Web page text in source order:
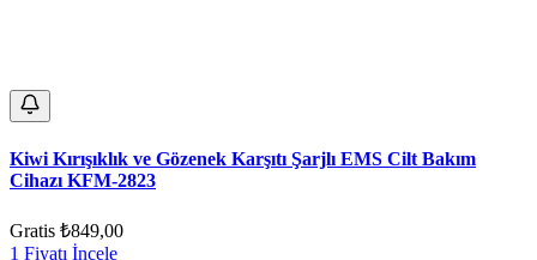
Kiwi Kırışıklık ve Gözenek Karşıtı Şarjlı EMS Cilt Bakım
Cihazı KFM-2823
Gratis ₺849,00
1 Fiyatı İncele